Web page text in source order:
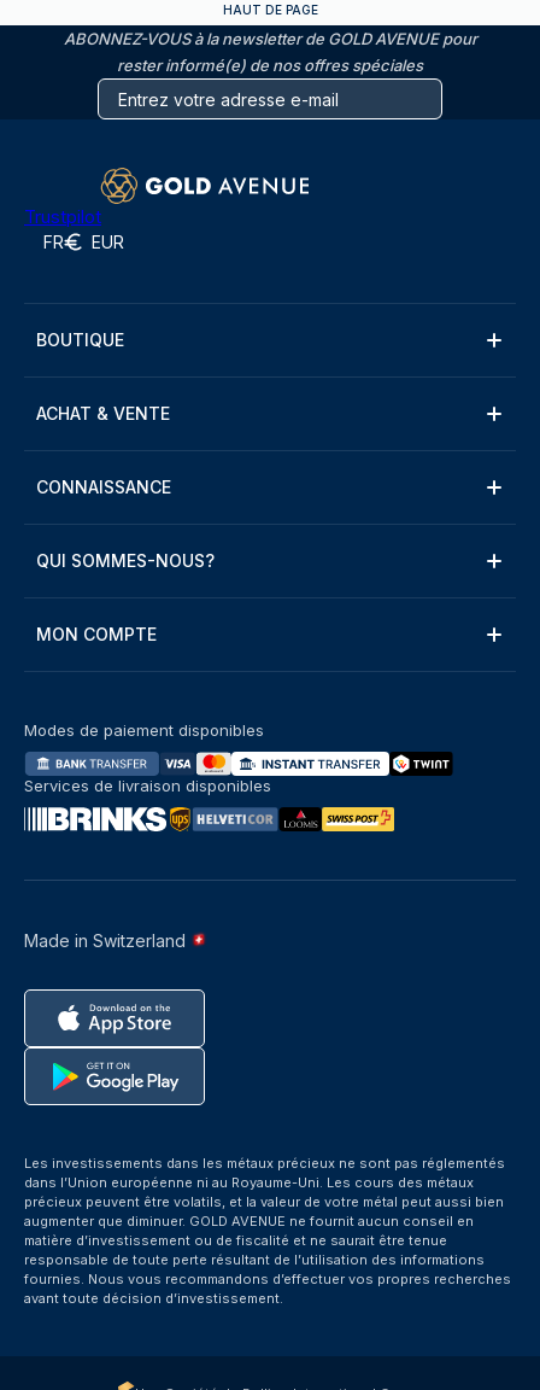
HAUT DE PAGE
ABONNEZ-VOUS à la newsletter de GOLD AVENUE pour
rester informé(e) de nos offres spéciales
Trustpilot
FR EUR
BOUTIQUE
ACHAT & VENTE
CONNAISSANCE
QUI SOMMES-NOUS?
MON COMPTE
Made in Switzerland
Modes de paiement disponibles
Services de livraison disponibles
Les investissements dans les métaux précieux ne sont pas réglementés
dans l’Union européenne ni au Royaume-Uni. Les cours des métaux
précieux peuvent être volatils, et la valeur de votre métal peut aussi bien
augmenter que diminuer. GOLD AVENUE ne fournit aucun conseil en
matière d’investissement ou de fiscalité et ne saurait être tenue
responsable de toute perte résultant de l’utilisation des informations
fournies. Nous vous recommandons d’effectuer vos propres recherches
avant toute décision d’investissement.